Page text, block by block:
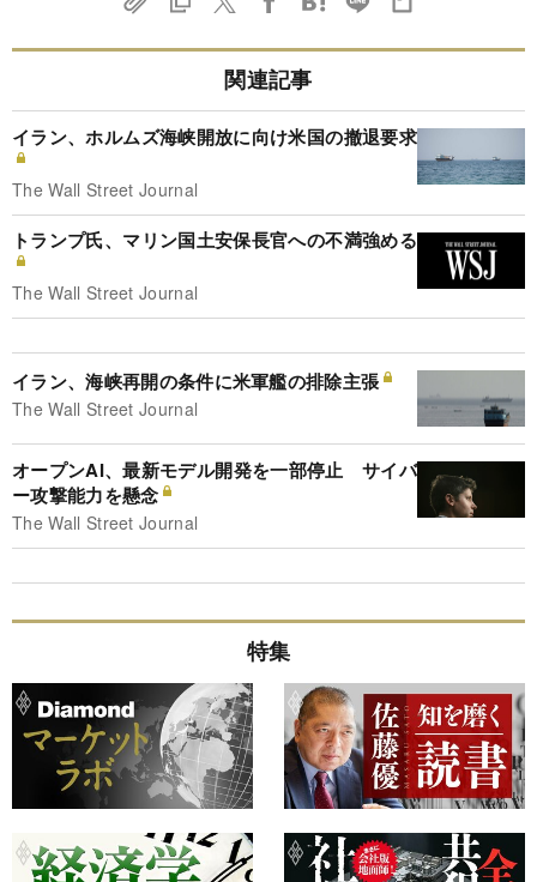
関連記事
イラン、ホルムズ海峡開放に向け米国の撤退要求
The Wall Street Journal
トランプ氏、マリン国土安保長官への不満強める
The Wall Street Journal
イラン、海峡再開の条件に米軍艦の排除主張
The Wall Street Journal
オープンAI、最新モデル開発を一部停止 サイバ
ー攻撃能力を懸念
The Wall Street Journal
特集